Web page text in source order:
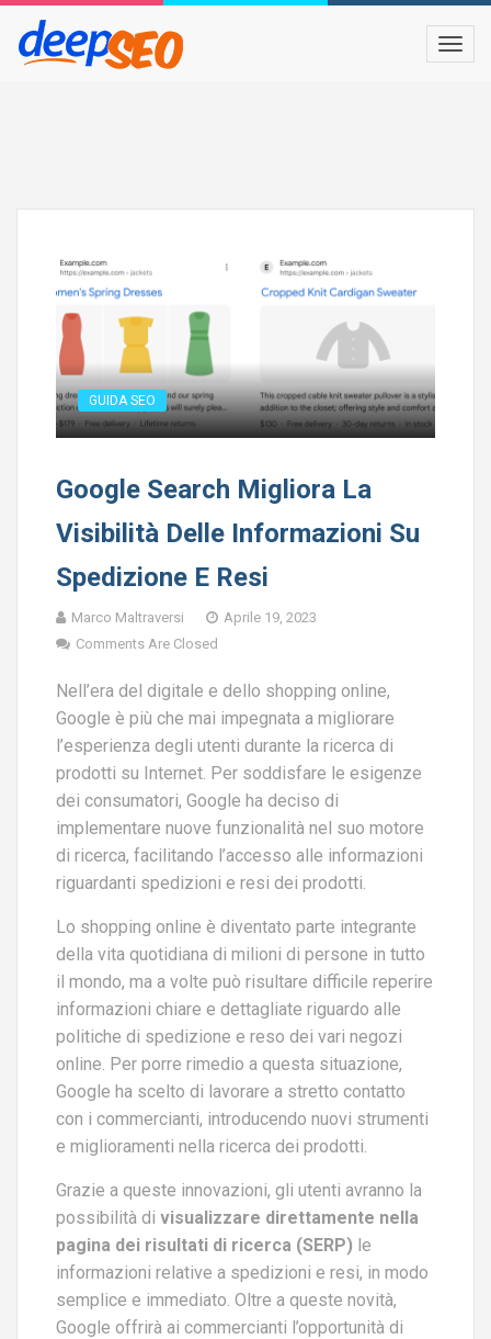
GUIDA SEO
Google Search Migliora La
Visibilità Delle Informazioni Su
Spedizione E Resi
Marco Maltraversi
Aprile 19, 2023
Comments Are Closed
Nell’era del digitale e dello shopping online,
Google è più che mai impegnata a migliorare
l’esperienza degli utenti durante la ricerca di
prodotti su Internet. Per soddisfare le esigenze
dei consumatori, Google ha deciso di
implementare nuove funzionalità nel suo motore
di ricerca, facilitando l’accesso alle informazioni
riguardanti spedizioni e resi dei prodotti.
Lo shopping online è diventato parte integrante
della vita quotidiana di milioni di persone in tutto
il mondo, ma a volte può risultare difficile reperire
informazioni chiare e dettagliate riguardo alle
politiche di spedizione e reso dei vari negozi
online. Per porre rimedio a questa situazione,
Google ha scelto di lavorare a stretto contatto
con i commercianti, introducendo nuovi strumenti
e miglioramenti nella ricerca dei prodotti.
Grazie a queste innovazioni, gli utenti avranno la
possibilità di visualizzare direttamente nella
pagina dei risultati di ricerca (SERP) le
informazioni relative a spedizioni e resi, in modo
semplice e immediato. Oltre a queste novità,
Google offrirà ai commercianti l’opportunità di